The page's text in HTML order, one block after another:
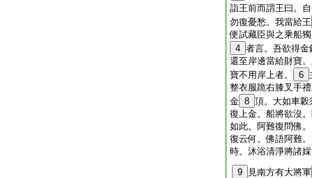
詣王前而謂王曰。
勿復憂愁。我當給王
便試藏臣與之乘船
4 者言。吾欲得金
還至岸邊當給財寶
寶不用岸上者。
6
整衣服跪右膝叉手
金 8 頂。大如車轂
復上金。船將欲沒
如此。阿難復問佛
復云何。佛語阿難
時。沐浴清淨將諸
9
見南方有大將軍